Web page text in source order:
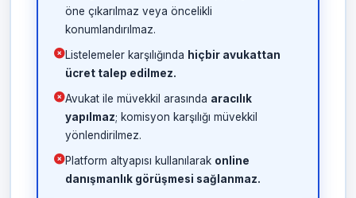
öne çıkarılmaz veya öncelikli
konumlandırılmaz.
Listelemeler karşılığında hiçbir avukattan
ücret talep edilmez.
Avukat ile müvekkil arasında aracılık
yapılmaz; komisyon karşılığı müvekkil
yönlendirilmez.
Platform altyapısı kullanılarak online
danışmanlık görüşmesi sağlanmaz.